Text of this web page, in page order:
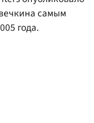
самым
года.